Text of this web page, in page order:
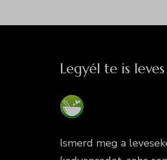
Legyél te is
Ismerd meg a